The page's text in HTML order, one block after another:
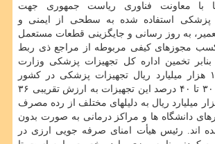
با معاونت فناوری ریاست جمهوری جهت
پزشكی استفاده شده به سطحی از ایمنی و
به روز رسانی و جایگزینی قطعات مستعمل
كسب مجوزهای كیفی مربوطه از مراجع ذی ربط
تخمین اداره كل تجهیزات پزشكی وزارت
، حدود ۱۲۰ هزار میلیارد ریال تجهیزات پزشكی در كشور
وجود دارد كه حدود ۳۰ تا ۴۰ درصد این تجهیزات به ارزش تقریبی ۳۶
میلیارد تا ۴۸ هزار میلیارد ریال به دلیلهای مختلف از رده مصرف
دانشگاه ها و مراكز درمانی به صورت بدون
شده اند. رئیس هیأت امنای صرفه جویی ارزی در